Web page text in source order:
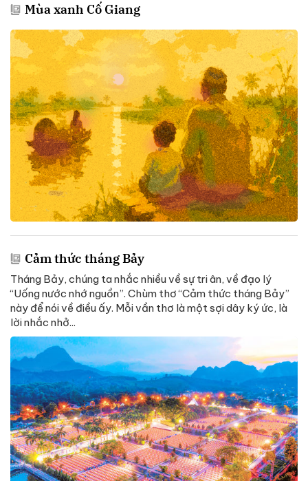
Mùa xanh Cố Giang
Cảm thức tháng Bảy
Tháng Bảy, chúng ta nhắc nhiều về sự tri ân, về đạo lý
“Uống nước nhớ nguồn”. Chùm thơ “Cảm thức tháng Bảy”
này để nói về điều ấy. Mỗi vần thơ là một sợi dây ký ức, là
lời nhắc nhở...